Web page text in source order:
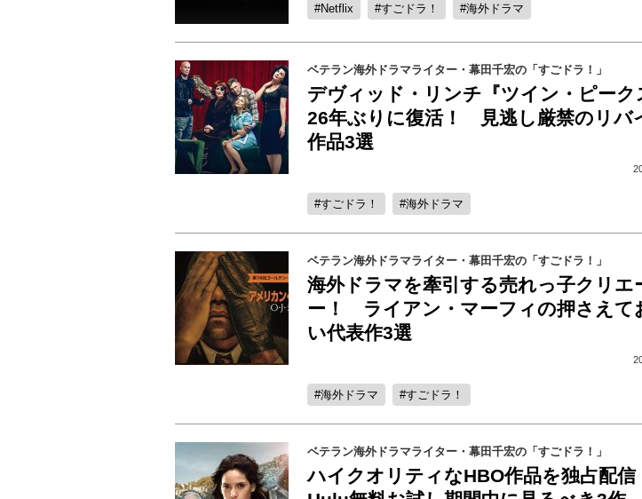
Netflix すごドラ！ 海外ドラマ
ベテラン海外ドラマライター・幕田千宏の「すごドラ！」
デヴィッド・リンチ『ツイン・ピーク
26年ぶりに復活！ 見逃し厳禁のリバ
作品3選
すごドラ！ 海外ドラマ
ベテラン海外ドラマライター・幕田千宏の「すごドラ！」
海外ドラマを牽引する売れっ子クリエ
ー！ ライアン・マーフィの押さえて
い代表作3選
海外ドラマ すごドラ！
ベテラン海外ドラマライター・幕田千宏の「すごドラ！」
ハイクオリティなHBO作品を独占配